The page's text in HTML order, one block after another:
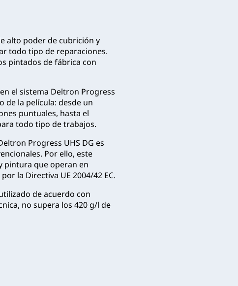
alto poder de cubrición y
todo tipo de reparaciones.
pintados de fábrica con
el sistema Deltron Progress
de la película: desde un
puntuales, hasta el
todo tipo de trabajos.
Progress UHS DG es
Por ello, este
pintura que operan en
la Directiva UE 2004/42 EC.
de acuerdo con
no supera los 420 g/l de